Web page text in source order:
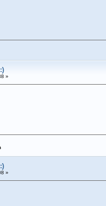
»
»